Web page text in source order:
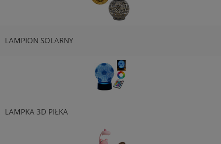
LAMPION SOLARNY
LAMPKA 3D PIŁKA